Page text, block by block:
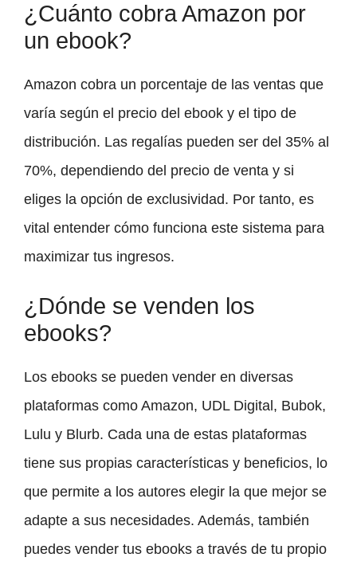
¿Cuánto cobra Amazon por
un ebook?
Amazon cobra un porcentaje de las ventas que
varía según el precio del ebook y el tipo de
distribución. Las regalías pueden ser del 35% al
70%, dependiendo del precio de venta y si
eliges la opción de exclusividad. Por tanto, es
vital entender cómo funciona este sistema para
maximizar tus ingresos.
¿Dónde se venden los
ebooks?
Los ebooks se pueden vender en diversas
plataformas como Amazon, UDL Digital, Bubok,
Lulu y Blurb. Cada una de estas plataformas
tiene sus propias características y beneficios, lo
que permite a los autores elegir la que mejor se
adapte a sus necesidades. Además, también
puedes vender tus ebooks a través de tu propio